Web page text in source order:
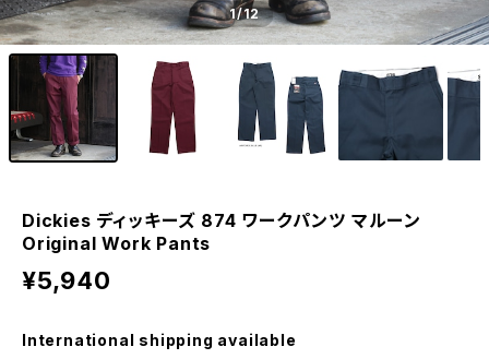
1/12
Dickies ディッキーズ 874 ワークパンツ マルーン
Original Work Pants
¥5,940
International shipping available